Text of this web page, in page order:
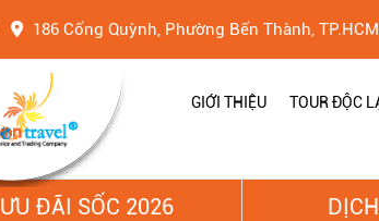
186 Cống Quỳnh, Phường Bến Thành, TP.HCM
GIỚI THIỆU TOUR ĐỘC
ƯU ĐÃI SỐC 2026